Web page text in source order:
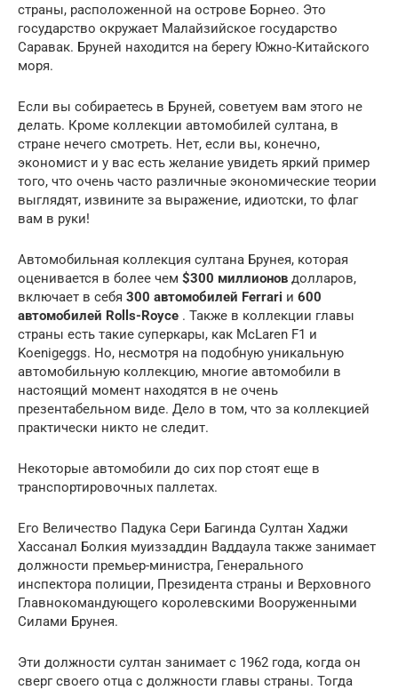
страны, расположенной на острове Борнео. Это
государство окружает Малайзийское государство
Саравак. Бруней находится на берегу Южно-Китайского
моря.
Если вы собираетесь в Бруней, советуем вам этого не
делать. Кроме коллекции автомобилей султана, в
стране нечего смотреть. Нет, если вы, конечно,
экономист и у вас есть желание увидеть яркий пример
того, что очень часто различные экономические теории
выглядят, извините за выражение, идиотски, то флаг
вам в руки!
Автомобильная коллекция султана Брунея, которая
оценивается в более чем $300 миллионов долларов,
включает в себя 300 автомобилей Ferrari и 600
автомобилей Rolls-Royce . Также в коллекции главы
страны есть такие суперкары, как McLaren F1 и
Koenigeggs. Но, несмотря на подобную уникальную
автомобильную коллекцию, многие автомобили в
настоящий момент находятся в не очень
презентабельном виде. Дело в том, что за коллекцией
практически никто не следит.
Некоторые автомобили до сих пор стоят еще в
транспортировочных паллетах.
Его Величество Падука Сери Багинда Султан Хаджи
Хассанал Болкия муиззаддин Ваддаула также занимает
должности премьер-министра, Генерального
инспектора полиции, Президента страны и Верховного
Главнокомандующего королевскими Вооруженными
Силами Брунея.
Эти должности султан занимает с 1962 года, когда он
сверг своего отца с должности главы страны. Тогда